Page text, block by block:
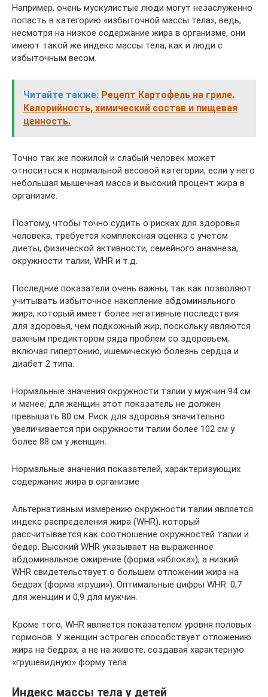
Например, очень мускулистые люди могут незаслуженно
попасть в категорию «избыточной массы тела», ведь,
несмотря на низкое содержание жира в организме, они
имеют такой же индекс массы тела, как и люди с
избыточным весом.
Читайте также: Рецепт Картофель на гриле.
Калорийность, химический состав и пищевая
ценность.
Точно так же пожилой и слабый человек может
относиться к нормальной весовой категории, если у него
небольшая мышечная масса и высокий процент жира в
организме.
Поэтому, чтобы точно судить о рисках для здоровья
человека, требуется комплексная оценка с учетом
диеты, физической активности, семейного анамнеза,
окружности талии, WHR и т.д.
Последние показатели очень важны, так как позволяют
учитывать избыточное накопление абдоминального
жира, который имеет более негативные последствия
для здоровья, чем подкожный жир, поскольку являются
важным предиктором ряда проблем со здоровьем,
включая гипертонию, ишемическую болезнь сердца и
диабет 2 типа.
Нормальные значения окружности талии у мужчин 94 см
и менее; для женщин этот показатель не должен
превышать 80 см. Риск для здоровья значительно
увеличивается при окружности талии более 102 см у
более 88 см у женщин.
Нормальные значения показателей, характеризующих
содержание жира в организме
Альтернативным измерению окружности талии является
индекс распределения жира (WHR), который
рассчитывается как соотношение окружностей талии и
бедер. Высокий WHR указывает на выраженное
абдоминальное ожирение (форма «яблока»), а низкий
WHR свидетельствует о большем отложении жира на
бедрах (форма «груши»). Оптимальные цифры WHR: 0,7
для женщин и 0,9 для мужчин.
Кроме того, WHR является показателем уровня половых
гормонов. У женщин эстроген способствует отложению
жира на бедрах, а не на животе, создавая характерную
«грушевидную» форму тела.
Индекс массы тела у детей